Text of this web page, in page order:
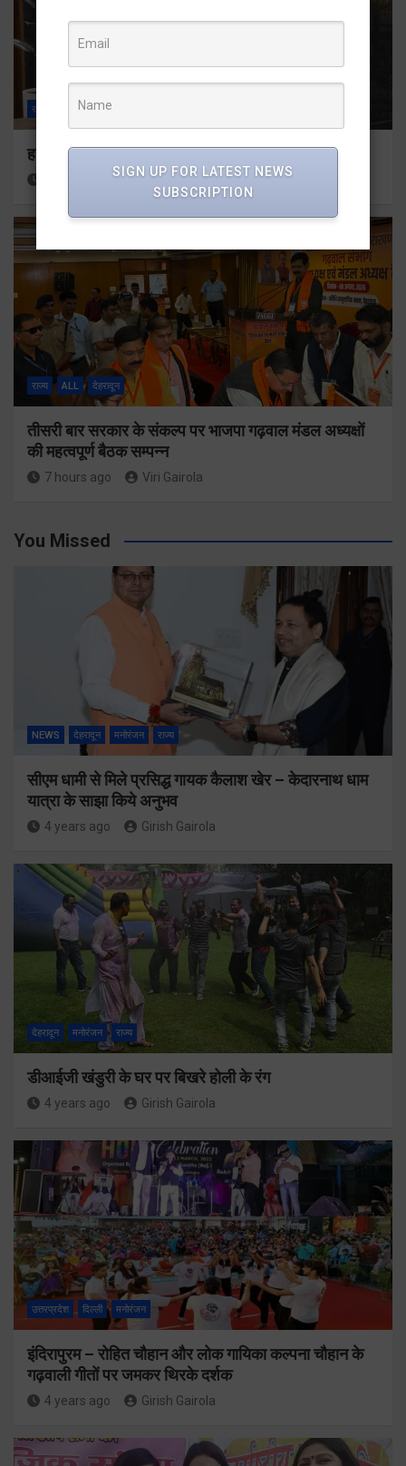
राज्य देहरादून
हर घर तिरंगा अभियान को जन-जन तक पहुंचाने की तैयारी
Viri Gairola
राज्य ALL देहरादून
तीसरी बार सरकार के संकल्प पर भाजपा गढ़वाल मंडल अध्यक्षों
की महत्वपूर्ण बैठक सम्पन्न
7 hours ago Viri Gairola
You Missed
NEWS देहरादून मनोरंजन राज्य
सीएम धामी से मिले प्रसिद्ध गायक कैलाश खेर – केदारनाथ धाम
यात्रा के साझा किये अनुभव
4 years ago Girish Gairola
देहरादून मनोरंजन राज्य
डीआईजी खंडुरी के घर पर बिखरे होली के रंग
4 years ago Girish Gairola
उत्तरप्रदेश दिल्ली मनोरंजन
इंदिरापुरम – रोहित चौहान और लोक गायिका कल्पना चौहान के
गढ़वाली गीतों पर जमकर थिरके दर्शक
4 years ago Girish Gairola
SIGN UP FOR LATEST NEWS
SUBSCRIPTION